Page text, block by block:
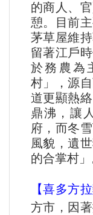
的商人、
憩。目前
茅草屋維
留著江戶
於務農為
村」，源
道更顯熱
鼎沸，讓
府，而冬
風貌，遺
的合掌村」
【喜多方
方市，因